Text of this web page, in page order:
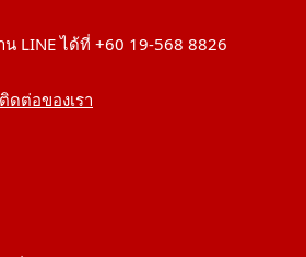
LINE ได้ที่ +60 19-568 8826
ต่อของเรา